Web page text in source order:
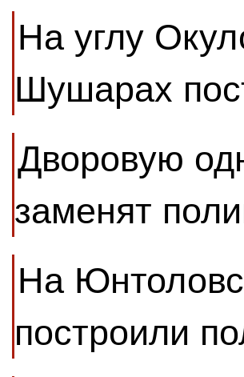
На углу
Шушарах
Дворовую
заменят
На
построили